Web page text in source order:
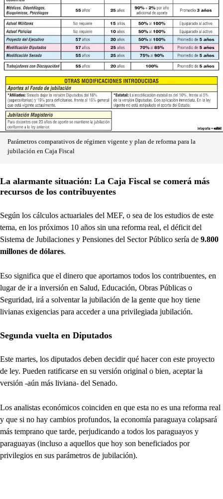
Parámetros comparativos de régimen vigente y plan de reforma para la
jubilación en Caja Fiscal
La alarmante situación: La Caja Fiscal se comerá más
recursos de los contribuyentes
Según los cálculos actuariales del MEF, o sea de los estudios de este
tema, en los próximos 10 años sin una reforma real, el déficit del
Sistema de Jubilaciones y Pensiones del Sector Público sería de 9.800
millones de dólares.
Eso significa que el dinero que aportamos todos los contribuentes, en
lugar de ir a inversión en Salud, Educación, Obras Públicas o
Seguridad, irá a solventar la jubilación de la gente que hoy tiene
livianas exigencias para acceder a una privilegiada jubilación.
Segunda vuelta en Diputados
Este martes, los diputados deben decidir qué hacer con este proyecto
de ley. Pueden ratificarse en su versión original o bien, aceptar la
versión -aún más liviana- del Senado.
Los analistas económicos coinciden en que esta no es una reforma real
y que si no hay cambios profundos, la economía paraguaya colapsará
más temprano que tarde, perjudicando a todos los paraguayos y
paraguayas (incluso a aquellos que hoy son beneficiados por
privilegios en sus parámetros de jubilación).